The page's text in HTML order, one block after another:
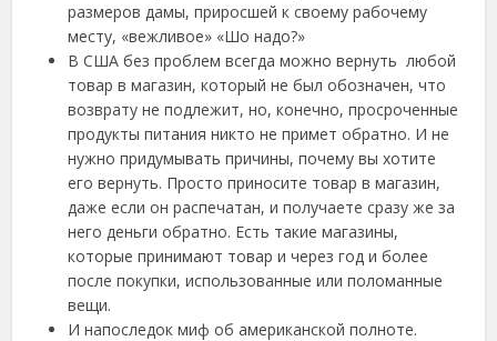
размеров дамы, приросшей к своему рабочему
месту, «вежливое» «Шо надо?»
В США без проблем всегда можно вернуть любой
товар в магазин, который не был обозначен, что
возврату не подлежит, но, конечно, просроченные
продукты питания никто не примет обратно. И не
нужно придумывать причины, почему вы хотите
его вернуть. Просто приносите товар в магазин,
даже если он распечатан, и получаете сразу же за
него деньги обратно. Есть такие магазины,
которые принимают товар и через год и более
после покупки, использованные или поломанные
вещи.
И напоследок миф об американской полноте.